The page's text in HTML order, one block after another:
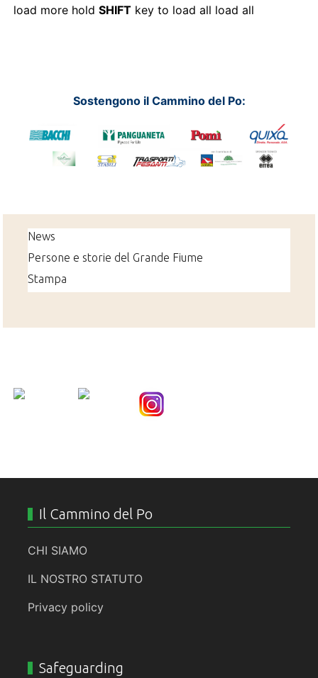
load more holdSHIFT key to load all load all
Sostengono il Cammino del Po:
News
Persone e storie del Grande Fiume
Stampa
Il Cammino del Po
CHI SIAMO
IL NOSTRO STATUTO
Privacy policy
Safeguarding